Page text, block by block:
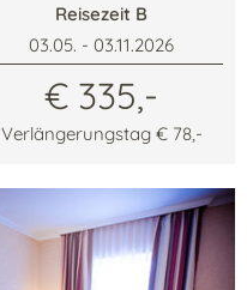
Reisezeit B
03.05. - 03.11.2026
€ 335,-
Verlängerungstag € 78,-